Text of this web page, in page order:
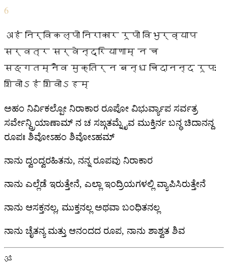
6
अहं निर्विकल्पो निराकार रूपो विभुर्व्याप
सर्वत्र सर्वेन्द्रियाणाम् न च
सङ्गतम्नैव मुक्तिर्न बन्ध चिदानन्द रूपः
शिवोऽहं शिवोऽहम्
ಅಹಂ ನಿರ್ವಿಕಲ್ಪೋ ನಿರಾಕಾರ ರೂಪೋ ವಿಭುರ್ವ್ಯಾಪ ಸರ್ವತ್ರ
ಸರ್ವೇನ್ದ್ರಿಯಾಣಾಮ್ ನ ಚ ಸಙ್ಗತಮ್ನೈವ ಮುಕ್ತಿರ್ನ ಬನ್ಧ ಚಿದಾನನ್ದ
ರೂಪಃ ಶಿವೋಽಹಂ ಶಿವೋಽಹಮ್
ನಾನು ದ್ವಂದ್ವರಹಿತನು, ನನ್ನ ರೂಪವು ನಿರಾಕಾರ
ನಾನು ಎಲ್ಲೆಡೆ ಇರುತ್ತೇನೆ, ಎಲ್ಲಾ ಇಂದ್ರಿಯಗಳಲ್ಲಿ ವ್ಯಾಪಿಸಿರುತ್ತೇನೆ
ನಾನು ಆಸಕ್ತನಲ್ಲ, ಮುಕ್ತನಲ್ಲ ಅಥವಾ ಬಂಧಿತನಲ್ಲ
ನಾನು ಚೈತನ್ಯ ಮತ್ತು ಆನಂದದ ರೂಪ, ನಾನು ಶಾಶ್ವತ ಶಿವ
ॐ